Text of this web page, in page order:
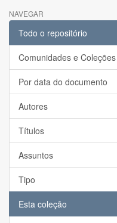
NAVEGAR
Todo o repositório
Comunidades e Coleções
Por data do documento
Autores
Títulos
Assuntos
Tipo
Esta coleção